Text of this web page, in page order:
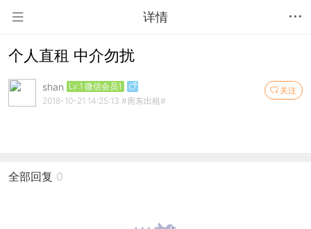
详情
个人直租 中介勿扰
关注
shan Lv.1 微信会员1
2018-10-21 14:25:13 #房东出租#
全部回复 0